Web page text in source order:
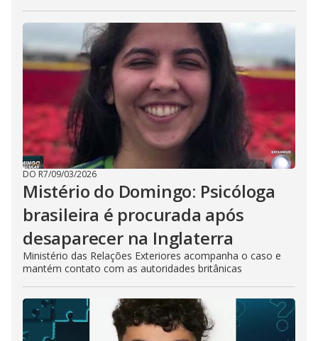
DO R7/09/03/2026
Mistério do Domingo: Psicóloga
brasileira é procurada após
desaparecer na Inglaterra
Ministério das Relações Exteriores acompanha o caso e
mantém contato com as autoridades britânicas